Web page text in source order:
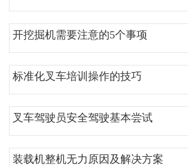
开挖掘机需要注意的5个事项
标准化叉车培训操作的技巧
叉车驾驶员安全驾驶基本尝试
装载机整机无力原因及解决方案